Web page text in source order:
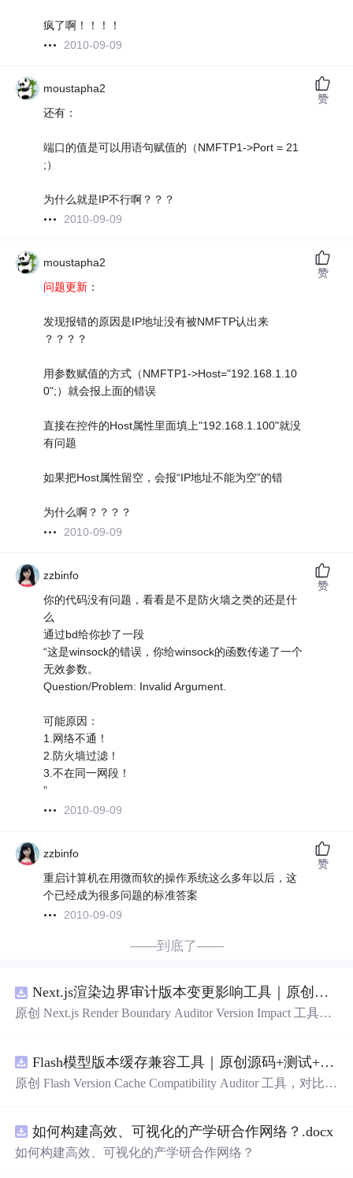
疯了啊！！！！
2010-09-09
moustapha2
还有：
端口的值是可以用语句赋值的（NMFTP1->Port = 21
;）
为什么就是IP不行啊？？？
2010-09-09
赞
moustapha2
问题更新 ：
发现报错的原因是IP地址没有被NMFTP认出来
？？？？
用参数赋值的方式（NMFTP1->Host="192.168.1.10
0";）就会报上面的错误
直接在控件的Host属性里面填上"192.168.1.100"就没
有问题
如果把Host属性留空，会报“IP地址不能为空”的错
为什么啊？？？？
2010-09-09
赞
zzbinfo
你的代码没有问题，看看是不是防火墙之类的还是什
么
通过bd给你抄了一段
“这是winsock的错误，你给winsock的函数传递了一个
无效参数。
Question/Problem: Invalid Argument.
可能原因：
1.网络不通！
2.防火墙过滤！
3.不在同一网段！
”
2010-09-09
赞
zzbinfo
重启计算机在用微而软的操作系统这么多年以后，这
个已经成为很多问题的标准答案
2010-09-09
赞
——到底了——
Next.js渲染边界审计版本变更影响工具｜原创源码+测试+离线报告
原创 Next.js Render Boundary Auditor Version Impact 工具，
入约定、规则参数、结果结构和风险项，识别变更影响。
压缩包包含完整源码、3 项自动化测试、可复现合成示
原创与授权声明。运行时零第三方依赖，不包含热点产品
或开源项目源码、Logo、官方截图、论文、生产日志或其
他受限素材。
Flash模型版本缓存兼容工具｜原创源码+测试+离线报告
原创 Flash Version Cache Compatibility Auditor 工具，对比两
复现合成示例、离线 HTML/JSON/SVG 报告、1080×720
真实运行效果图、README、运行说明、功能清单、MIT
如何构建高效、可视化的产学研合作网络？.docx
如何构建高效、可视化的产学研合作网络？